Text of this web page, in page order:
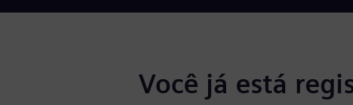
Você já está